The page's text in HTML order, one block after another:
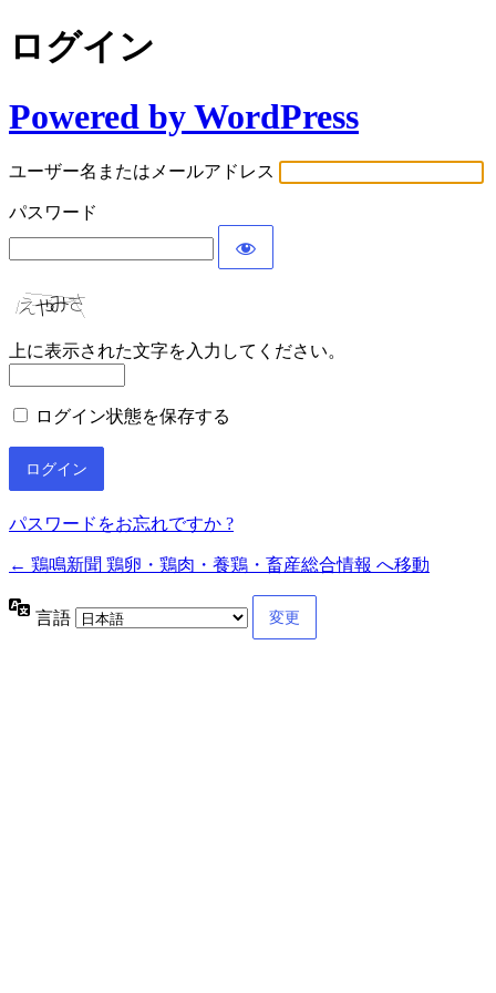
ログイン
Powered by WordPress
ユーザー名またはメールアドレス
パスワード
上に表示された文字を入力してください。
ログイン状態を保存する
パスワードをお忘れですか ?
← 鶏鳴新聞 鶏卵・鶏肉・養鶏・畜産総合情報 へ移動
言語